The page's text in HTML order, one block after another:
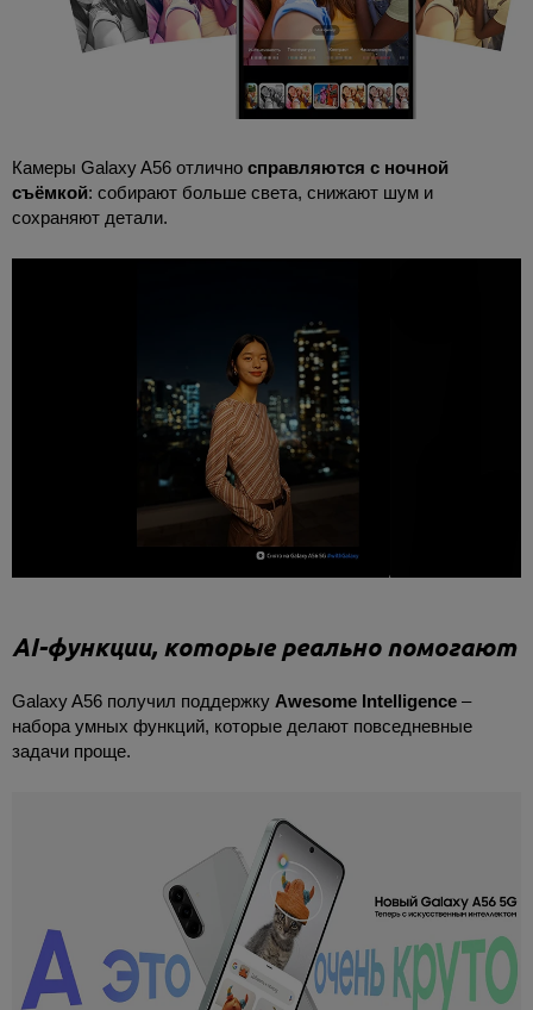
Камеры Galaxy A56 отлично справляются с ночной
съёмкой: собирают больше света, снижают шум и
сохраняют детали.
AI-функции, которые реально помогают
Galaxy A56 получил поддержку Awesome Intelligence –
набора умных функций, которые делают повседневные
задачи проще.